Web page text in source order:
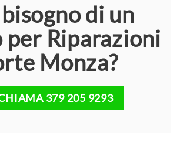
di un
Riparazioni
Monza?
379 205 9293